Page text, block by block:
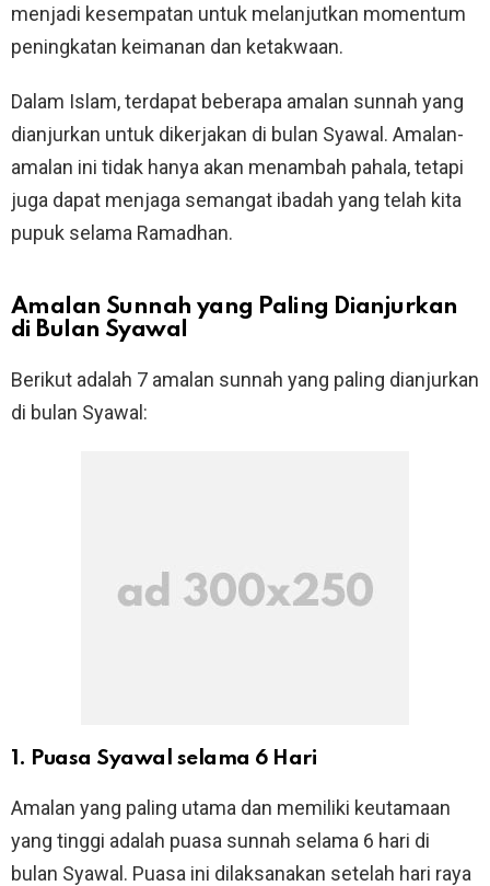
menjadi kesempatan untuk melanjutkan momentum
peningkatan keimanan dan ketakwaan.
Dalam Islam, terdapat beberapa amalan sunnah yang
dianjurkan untuk dikerjakan di bulan Syawal. Amalan-
amalan ini tidak hanya akan menambah pahala, tetapi
juga dapat menjaga semangat ibadah yang telah kita
pupuk selama Ramadhan.
Amalan Sunnah yang Paling Dianjurkan
di Bulan Syawal
Berikut adalah 7 amalan sunnah yang paling dianjurkan
di bulan Syawal:
1. Puasa Syawal selama 6 Hari
Amalan yang paling utama dan memiliki keutamaan
yang tinggi adalah puasa sunnah selama 6 hari di
bulan Syawal. Puasa ini dilaksanakan setelah hari raya